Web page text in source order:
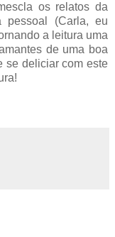
os relatos da
(Carla, eu
a leitura uma
de uma boa
se deliciar com este